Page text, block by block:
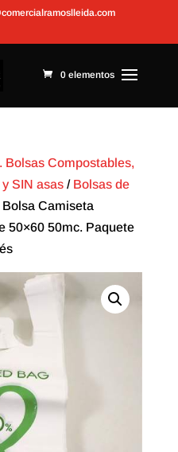
0 elementos
Bolsas Compostables,
SIN asas/ Bolsas de
Camiseta
50×60 50mc. Paquete